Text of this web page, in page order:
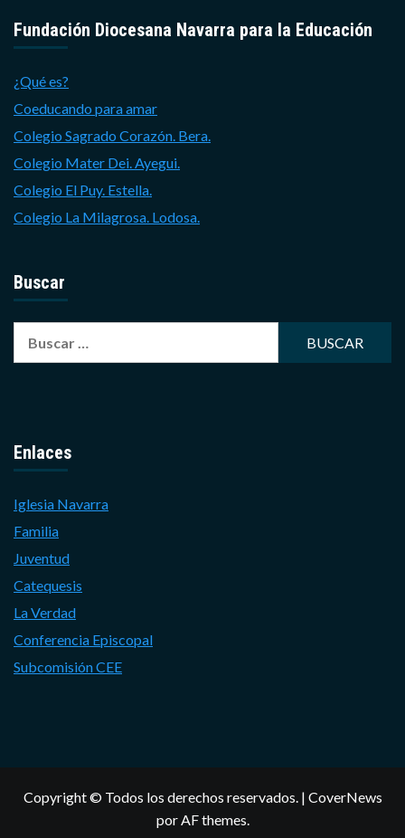
Fundación Diocesana Navarra para la Educación
¿Qué es?
Coeducando para amar
Colegio Sagrado Corazón. Bera.
Colegio Mater Dei. Ayegui.
Colegio El Puy. Estella.
Colegio La Milagrosa. Lodosa.
Buscar
Enlaces
Iglesia Navarra
Familia
Juventud
Catequesis
La Verdad
Conferencia Episcopal
Subcomisión CEE
Copyright © Todos los derechos reservados. | CoverNews
por AF themes.